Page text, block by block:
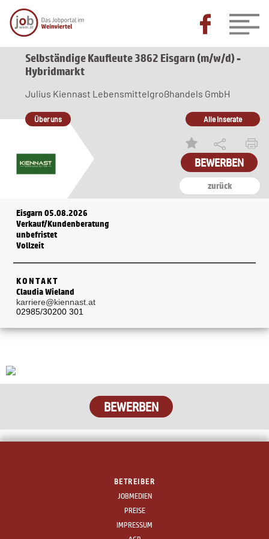
Selbständige Kaufleute 3862 Eisgarn (m/w/d) -
Hybridmarkt
zurück
Julius Kiennast Lebensmittelgroßhandels GmbH
Über uns Alle Inserate
Eisgarn 05.08.2026
Verkauf/Kundenberatung
unbefristet
Vollzeit
KONTAKT
Claudia Wieland
karriere@kiennast.at
02985/30200 301
BETREIBER
JOBMEDIEN
PREISE
IMPRESSUM